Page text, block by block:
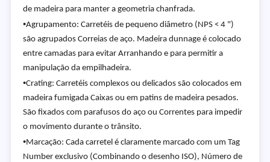
de madeira para manter a geometria chanfrada.
•Agrupamento: Carretéis de pequeno diâmetro (NPS < 4 ")
são agrupados Correias de aço. Madeira dunnage é colocado
entre camadas para evitar Arranhando e para permitir a
manipulação da empilhadeira.
•Crating: Carretéis complexos ou delicados são colocados em
madeira fumigada Caixas ou em patins de madeira pesados.
São fixados com parafusos do aço ou Correntes para impedir
o movimento durante o trânsito.
•Marcação: Cada carretel é claramente marcado com um Tag
Number exclusivo (Combinando o desenho ISO), Número de